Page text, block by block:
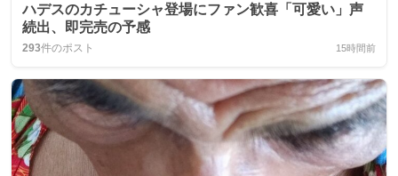
ハデスのカチューシャ登場にファン歓喜「可愛い」声
続出、即完売の予感
293件のポスト 15時間前